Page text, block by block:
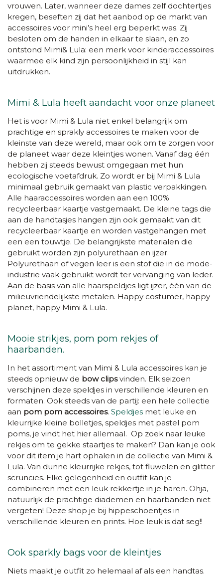
vrouwen. Later, wanneer deze dames zelf dochtertjes
kregen, beseften zij dat het aanbod op de markt van
accessoires voor mini’s heel erg beperkt was. Zij
besloten om de handen in elkaar te slaan, en zo
ontstond Mimi& Lula: een merk voor kinderaccessoires
waarmee elk kind zijn persoonlijkheid in stijl kan
uitdrukken.
Mimi & Lula heeft aandacht voor onze planeet
Het is voor Mimi & Lula niet enkel belangrijk om
prachtige en sprakly accessoires te maken voor de
kleinste van deze wereld, maar ook om te zorgen voor
de planeet waar deze kleintjes wonen. Vanaf dag één
hebben zij steeds bewust omgegaan met hun
ecologische voetafdruk. Zo wordt er bij Mimi & Lula
minimaal gebruik gemaakt van plastic verpakkingen.
Alle haaraccessoires worden aan een 100%
recycleerbaar kaartje vastgemaakt. De kleine tags die
aan de handtasjes hangen zijn ook gemaakt van dit
recycleerbaar kaartje en worden vastgehangen met
een een touwtje. De belangrijkste materialen die
gebruikt worden zijn polyurethaan en ijzer.
Polyurethaan of vegen leer is een stof die in de mode-
industrie vaak gebruikt wordt ter vervanging van leder.
Aan de basis van alle haarspeldjes ligt ijzer, één van de
milieuvriendelijkste metalen. Happy costumer, happy
planet, happy Mimi & Lula.
Mooie strikjes, pom pom rekjes of
haarbanden.
In het assortiment van Mimi & Lula accessoires kan je
steeds opnieuw de bow clipsvinden. Elk seizoen
verschijnen deze speldjes in verschillende kleuren en
formaten. Ook steeds van de partij: een hele collectie
aan pom pom accessoires. Speldjes met leuke en
kleurrijke kleine bolletjes, speldjes met pastel pom
poms, je vindt het hier allemaal. Op zoek naar leuke
rekjes om te gekke staartjes te maken? Dan kan je ook
voor dit item je hart ophalen in de collectie van Mimi &
Lula. Van dunne kleurrijke rekjes, tot fluwelen en glitter
scruncies. Elke gelegenheid en outfit kan je
combineren met een leuk rekkertje in je haren. Ohja,
natuurlijk de prachtige diademen en haarbanden niet
vergeten! Deze shop je bij hippeschoentjes in
verschillende kleuren en prints. Hoe leuk is dat seg!!
Ook sparkly bags voor de kleintjes
Niets maakt je outfit zo helemaal af als een handtas.